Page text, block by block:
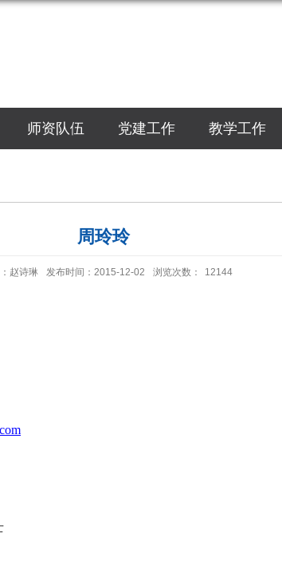
师资队伍 党建工作 教学工作
周玲玲
赵诗琳 发布时间：2015-12-02 浏览次数： 12144